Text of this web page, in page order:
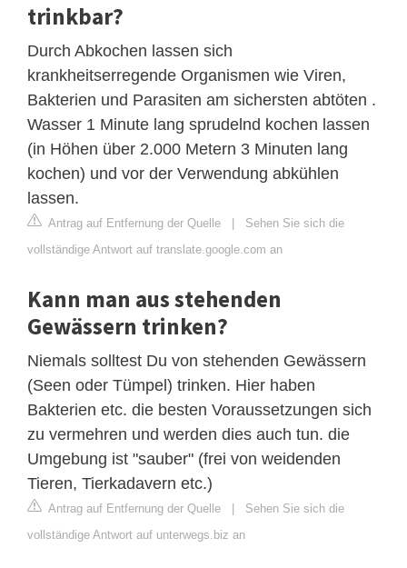
trinkbar?
Durch Abkochen lassen sich
krankheitserregende Organismen wie Viren,
Bakterien und Parasiten am sichersten abtöten .
Wasser 1 Minute lang sprudelnd kochen lassen
(in Höhen über 2.000 Metern 3 Minuten lang
kochen) und vor der Verwendung abkühlen
lassen.
Antrag auf Entfernung der Quelle | Sehen Sie sich die
vollständige Antwort auf translate.google.com an
Kann man aus stehenden
Gewässern trinken?
Niemals solltest Du von stehenden Gewässern
(Seen oder Tümpel) trinken. Hier haben
Bakterien etc. die besten Voraussetzungen sich
zu vermehren und werden dies auch tun. die
Umgebung ist "sauber" (frei von weidenden
Tieren, Tierkadavern etc.)
Antrag auf Entfernung der Quelle | Sehen Sie sich die
vollständige Antwort auf unterwegs.biz an